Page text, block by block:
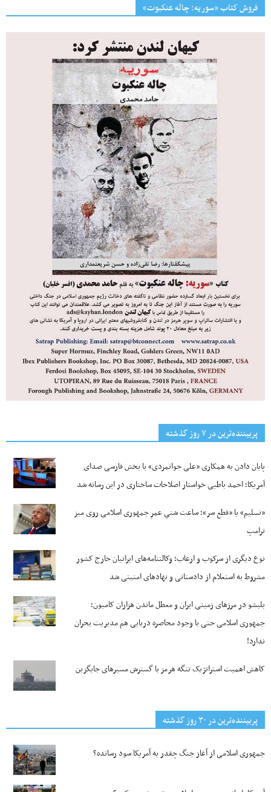
فروش کتاب «سوریه: چاله عنکبوت»
پربیننده‌ترین‌ در ۷ روز گذشته
پایان دادن به همکاری «علی جوانمردی» با بخش فارسی صدای
آمریکا؛ احمد باطبی خواستار اصلاحات ساختاری در این رسانه شد
«تسلیم» یا «قطع سر»؛ ساعت شنیِ عمرِ جمهوری اسلامی روی میز
ترامپ
نوع دیگری از سرکوب و ارعاب؛ وکالتنامه‌های ایرانیان خارج کشور
مشروط به استعلام از دادستانی و نهادهای امنیتی شد
بلبشو در مرزهای زمینی ایران و معطل ماندن هزاران کامیون؛
جمهوری اسلامی حتی با وجود محاصره دریایی هم مدیریت بحران
ندارد!
کاهش اهمیت استراتژیک تنگه‌ هرمز با گسترش مسیرهای جایگزین
پربیننده‌ترین‌ در ۳۰ روز گذشته
جمهوری اسلامی از آغاز جنگ چقدر به آمریکا سود رسانده؟